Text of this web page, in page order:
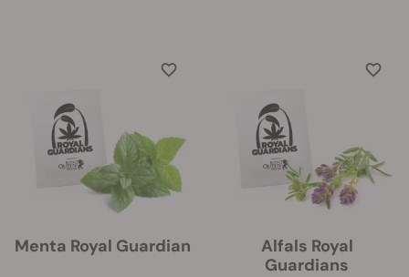
Menta Royal Guardian
Alfals Royal
Guardians